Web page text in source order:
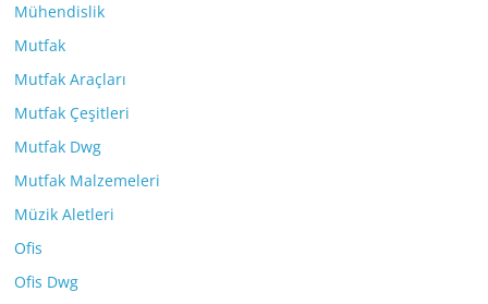
Mühendislik
Mutfak
Mutfak Araçları
Mutfak Çeşitleri
Mutfak Dwg
Mutfak Malzemeleri
Müzik Aletleri
Ofis
Ofis Dwg